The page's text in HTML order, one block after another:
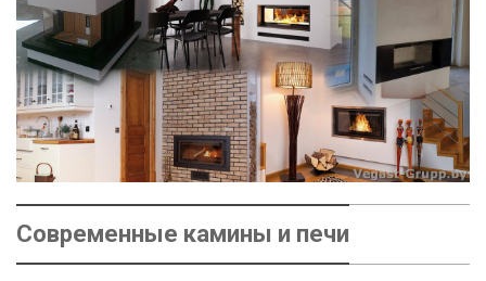
Современные камины и печи